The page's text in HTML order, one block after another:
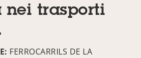
trasporti
FERROCARRILS DE LA